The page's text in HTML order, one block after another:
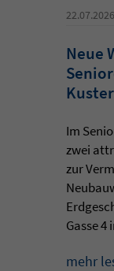
Neue
Im
zwei
zur
Gasse
mehr